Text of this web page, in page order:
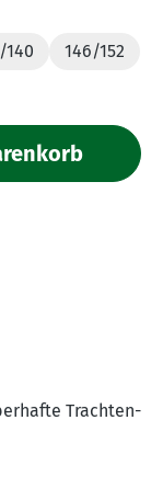
140
146/152
Trachten-